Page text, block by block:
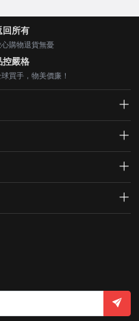
回所有
心購物退貨無憂
控嚴格
買手，物美價廉！
美結合的【水貝幣$SB】引領